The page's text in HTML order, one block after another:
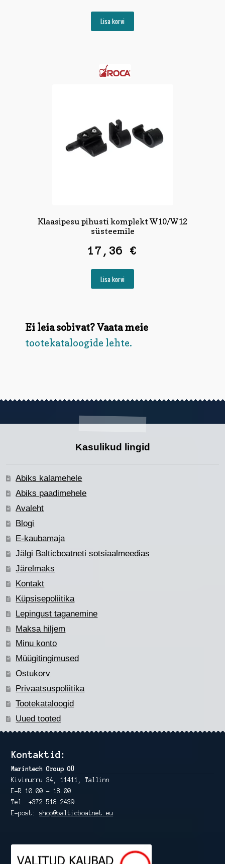
Lisa korvi
Klaasipesu pihusti komplekt W10/W12
süsteemile
17,36 €
Lisa korvi
Ei leia sobivat? Vaata meie
tootekataloogide lehte.
Kasulikud lingid
Abiks kalamehele
Abiks paadimehele
Avaleht
Blogi
E-kaubamaja
Jälgi Balticboatneti sotsiaalmeedias
Järelmaks
Kontakt
Küpsisepoliitika
Lepingust taganemine
Maksa hiljem
Minu konto
Müügitingimused
Ostukorv
Privaatsuspoliitika
Tootekataloogid
Uued tooted
Kontaktid:
Marintech Group OÜ
Kivimurru 34, 11411, Tallinn
E-R 10.00 – 18.00
Tel. +372 518 2439
E-post:shop@balticboatnet.eu